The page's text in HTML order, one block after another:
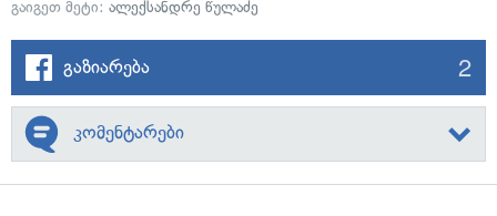
გაიგეთ მეტი: ალექსანდრე წულაძე
გაზიარება 2
კომენტარები